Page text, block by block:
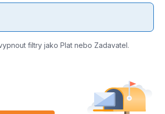
filtry jako Plat nebo Zadavatel.